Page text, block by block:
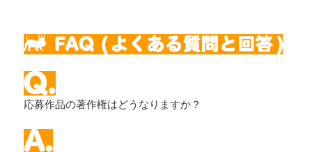
応募作品の著作権はどうなりますか？